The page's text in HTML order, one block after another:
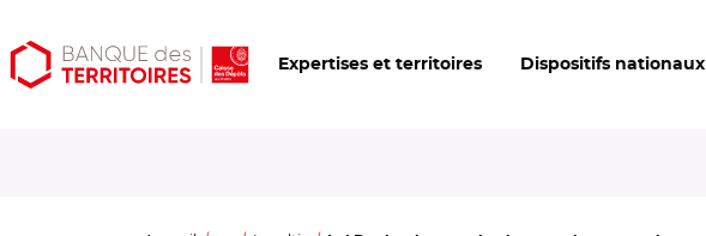
Aller
au
Aller
au
Ouvrir
les
Expertises et territoires Dispositifs nationaux